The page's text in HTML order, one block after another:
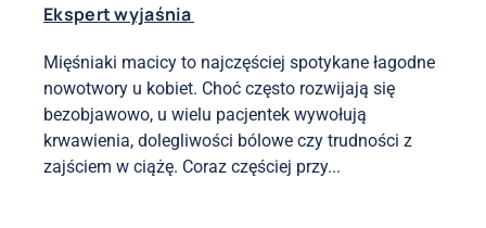
Ekspert wyjaśnia
Mięśniaki macicy to najczęściej spotykane łagodne
nowotwory u kobiet. Choć często rozwijają się
bezobjawowo, u wielu pacjentek wywołują
krwawienia, dolegliwości bólowe czy trudności z
zajściem w ciążę. Coraz częściej przy...